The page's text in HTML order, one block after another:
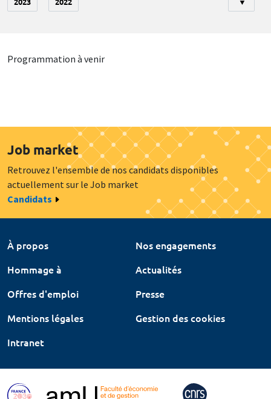
Programmation à venir
Job market
Retrouvez l'ensemble de nos candidats disponibles
actuellement sur le Job market
Candidats
À propos
Nos engagements
Hommage à
Actualités
Offres d'emploi
Presse
Mentions légales
Gestion des cookies
Intranet